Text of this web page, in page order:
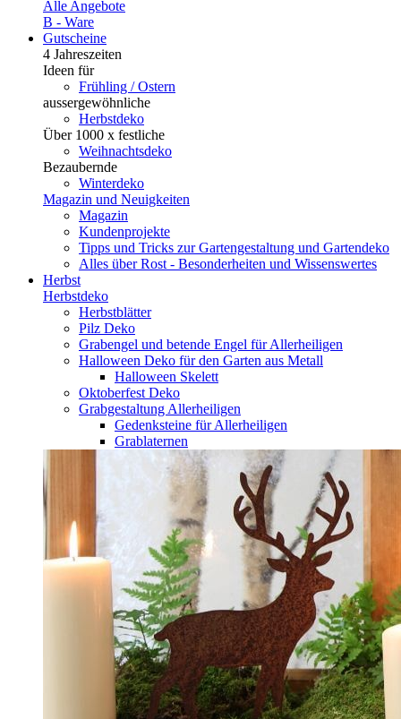
Alle Angebote
B - Ware
Gutscheine
4 Jahreszeiten
Ideen für
Frühling / Ostern
aussergewöhnliche
Herbstdeko
Über 1000 x festliche
Weihnachtsdeko
Bezaubernde
Winterdeko
Magazin und Neuigkeiten
Magazin
Kundenprojekte
Tipps und Tricks zur Gartengestaltung und Gartendeko
Alles über Rost - Besonderheiten und Wissenswertes
Herbst
Herbstdeko
Herbstblätter
Pilz Deko
Grabengel und betende Engel für Allerheiligen
Halloween Deko für den Garten aus Metall
Halloween Skelett
Oktoberfest Deko
Grabgestaltung Allerheiligen
Gedenksteine für Allerheiligen
Grablaternen